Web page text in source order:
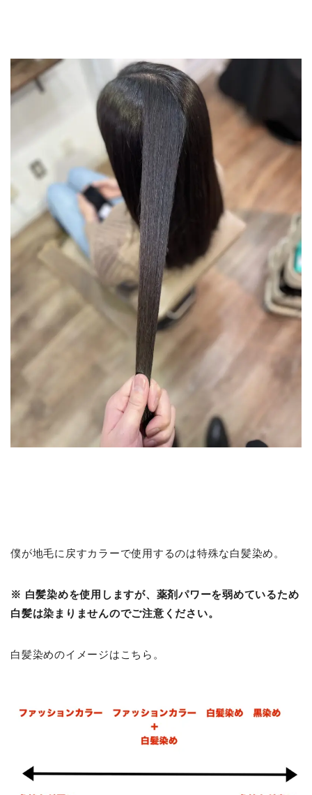
僕が地毛に戻すカラーで使用するのは特殊な白髪染め。
※ 白髪染めを使用しますが、薬剤パワーを弱めているため
白髪は染まりませんのでご注意ください。
白髪染めのイメージはこちら。